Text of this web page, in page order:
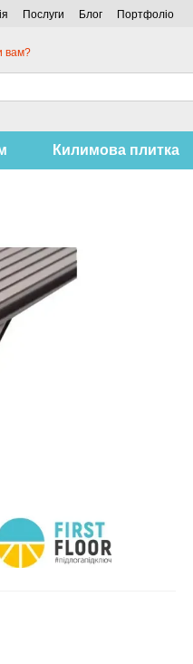
Послуги Блог Портфоліо
вам?
Килимова плитка